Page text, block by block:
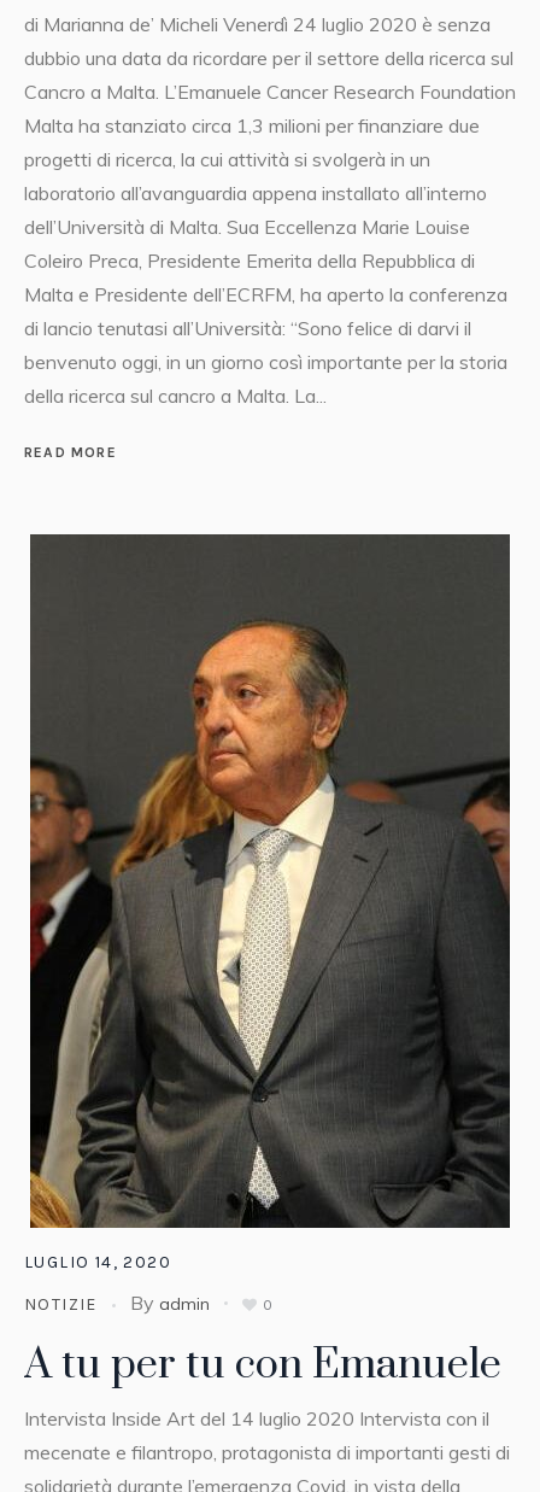
di Marianna de’ Micheli Venerdì 24 luglio 2020 è senza
dubbio una data da ricordare per il settore della ricerca sul
Cancro a Malta. L’Emanuele Cancer Research Foundation
Malta ha stanziato circa 1,3 milioni per finanziare due
progetti di ricerca, la cui attività si svolgerà in un
laboratorio all’avanguardia appena installato all’interno
dell’Università di Malta. Sua Eccellenza Marie Louise
Coleiro Preca, Presidente Emerita della Repubblica di
Malta e Presidente dell’ECRFM, ha aperto la conferenza
di lancio tenutasi all’Università: “Sono felice di darvi il
benvenuto oggi, in un giorno così importante per la storia
della ricerca sul cancro a Malta. La...
READ MORE
LUGLIO 14, 2020
NOTIZIE By admin 0
A tu per tu con Emanuele
Intervista Inside Art del 14 luglio 2020 Intervista con il
mecenate e filantropo, protagonista di importanti gesti di
solidarietà durante l’emergenza Covid, in vista della